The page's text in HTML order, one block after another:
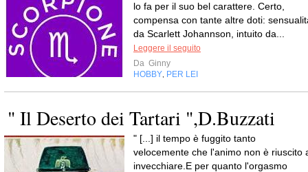
lo fa per il suo bel carattere. Certo,
compensa con tante altre doti:
da Scarlett Johannson, intuito da...
Leggere il seguito
Da Ginny
HOBBY PER LEI
" Il Deserto dei Tartari ",D.Buzzati
" [...] il tempo è fuggito tanto
velocemente che l'animo non è riuscito
invecchiare.E per quanto l'orgasmo